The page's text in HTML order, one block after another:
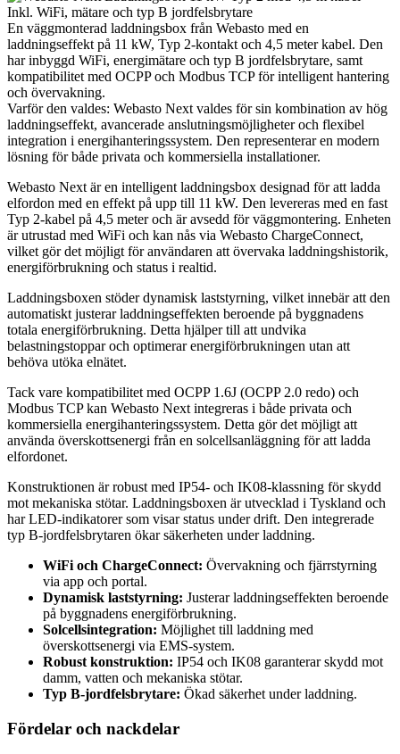
En väggmonterad laddningsbox från Webasto med en
laddningseffekt på 11 kW, Typ 2-kontakt och 4,5 meter kabel. Den
har inbyggd WiFi, energimätare och typ B jordfelsbrytare, samt
kompatibilitet med OCPP och Modbus TCP för intelligent hantering
och övervakning.
Varför den valdes: Webasto Next valdes för sin kombination av hög
laddningseffekt, avancerade anslutningsmöjligheter och flexibel
integration i energihanteringssystem. Den representerar en modern
lösning för både privata och kommersiella installationer.
Webasto Next är en intelligent laddningsbox designad för att ladda
elfordon med en effekt på upp till 11 kW. Den levereras med en fast
Typ 2-kabel på 4,5 meter och är avsedd för väggmontering. Enheten
är utrustad med WiFi och kan nås via Webasto ChargeConnect,
vilket gör det möjligt för användaren att övervaka laddningshistorik,
energiförbrukning och status i realtid.
Laddningsboxen stöder dynamisk laststyrning, vilket innebär att den
automatiskt justerar laddningseffekten beroende på byggnadens
totala energiförbrukning. Detta hjälper till att undvika
belastningstoppar och optimerar energiförbrukningen utan att
behöva utöka elnätet.
Tack vare kompatibilitet med OCPP 1.6J (OCPP 2.0 redo) och
Modbus TCP kan Webasto Next integreras i både privata och
kommersiella energihanteringssystem. Detta gör det möjligt att
använda överskottsenergi från en solcellsanläggning för att ladda
elfordonet.
Konstruktionen är robust med IP54- och IK08-klassning för skydd
mot mekaniska stötar. Laddningsboxen är utvecklad i Tyskland och
har LED-indikatorer som visar status under drift. Den integrerade
typ B-jordfelsbrytaren ökar säkerheten under laddning.
WiFi och ChargeConnect: Övervakning och fjärrstyrning
via app och portal.
Dynamisk laststyrning: Justerar laddningseffekten beroende
på byggnadens energiförbrukning.
Solcellsintegration: Möjlighet till laddning med
överskottsenergi via EMS-system.
Robust konstruktion: IP54 och IK08 garanterar skydd mot
damm, vatten och mekaniska stötar.
Typ B-jordfelsbrytare: Ökad säkerhet under laddning.
Fördelar och nackdelar